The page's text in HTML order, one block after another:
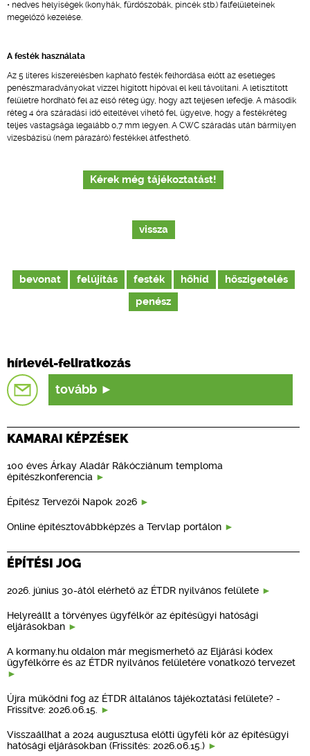
• nedves helyiségek (konyhák, fürdőszobák, pincék stb.) falfelületeinek
megelőző kezelése.
A festék használata
Az 5 literes kiszerelésben kapható festék felhordása előtt az esetleges
penészmaradványokat vízzel hígított hipóval el kell távolítani. A letisztított
felületre hordható fel az első réteg úgy, hogy azt teljesen lefedje. A második
réteg 4 óra száradási idő elteltével vihető fel, ügyelve, hogy a festékréteg
teljes vastagsága legalább 0,7 mm legyen. A CWC száradás után bármilyen
vizesbázisú (nem párazáró) festékkel átfesthető.
Kérek még tájékoztatást!
vissza
bevonat felújítás festék hőhíd
hőszigetelés
penész
hírlevél-feliratkozás
tovább
KAMARAI KÉPZÉSEK
100 éves Árkay Aladár Rákócziánum temploma
építészkonferencia
Építész Tervezői Napok 2026
Online építésztovábbképzés a Tervlap portálon
ÉPÍTÉSI JOG
2026. június 30-ától elérhető az ÉTDR nyilvános felülete
Helyreállt a törvényes ügyfélkör az építésügyi hatósági
eljárásokban
A kormany.hu oldalon már megismerhető az Eljárási kódex
ügyfélkörre és az ÉTDR nyilvános felületére vonatkozó tervezet
Újra működni fog az ÉTDR általános tájékoztatási felülete? -
Frissítve: 2026.06.15.
Visszaállhat a 2024 augusztusa előtti ügyféli kör az építésügyi
hatósági eljárásokban (Frissítés: 2026.06.15.)